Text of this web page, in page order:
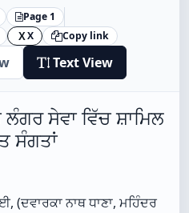
Page 1
X X Copy link
Text View
ਸੇਵਾ ਵਿੱਚ ਸ਼ਾਮਿਲ
ਸੰਗਤਾਂ
(ਦਵਾਰਕਾ ਨਾਥ ਧਾਣਾ, ਮਹਿੰਦਰ